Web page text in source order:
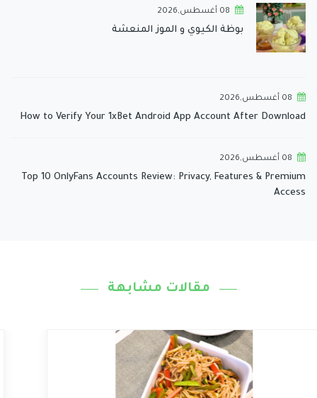
08 أغسطس,2026
بوظة الكيوي و الموز المنعشة
08 أغسطس,2026
How to Verify Your 1xBet Android App Account After Download
08 أغسطس,2026
Top 10 OnlyFans Accounts Review: Privacy, Features & Premium
Access
مقالات مشابهة